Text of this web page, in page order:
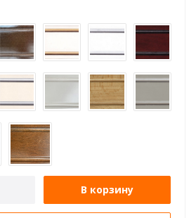
В корзину